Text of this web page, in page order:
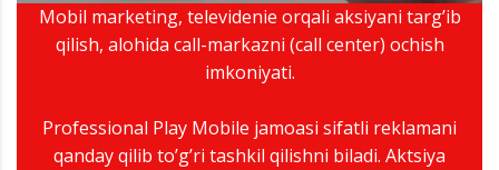
Mobil marketing, televidenie orqali aksiyani targ’ib
qilish, alohida call-markazni (call center) ochish
imkoniyati.
Professional Play Mobile jamoasi sifatli reklamani
qanday qilib to’g’ri tashkil qilishni biladi. Aktsiya